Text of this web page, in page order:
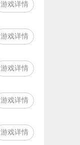
游戏详情
游戏详情
游戏详情
游戏详情
游戏详情